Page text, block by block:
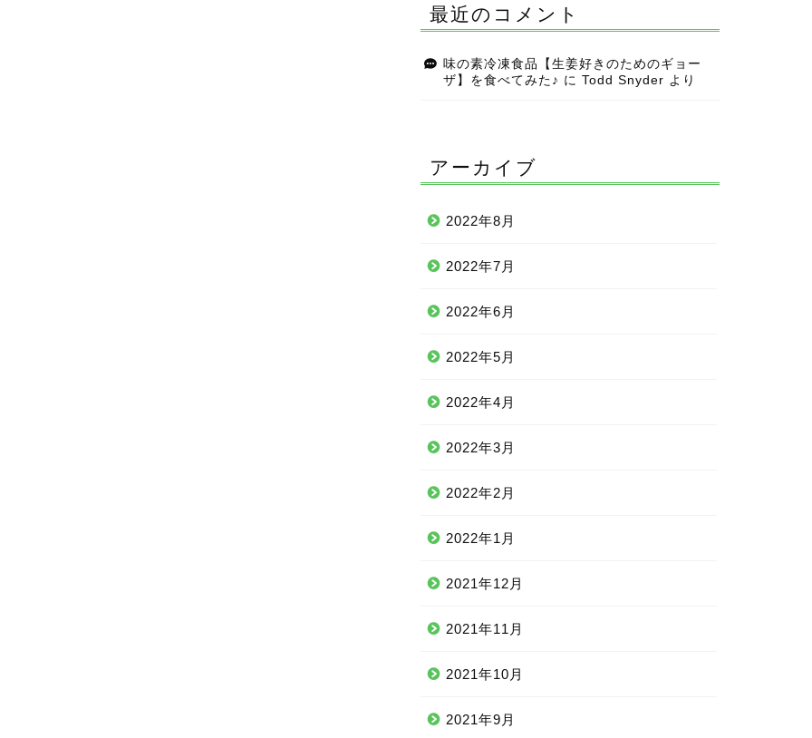
最近のコメント
味の素冷凍食品【生姜好きのためのギョー
ザ】を食べてみた♪ に Todd Snyder より
アーカイブ
2022年8月
2022年7月
2022年6月
2022年5月
2022年4月
2022年3月
2022年2月
2022年1月
2021年12月
2021年11月
2021年10月
2021年9月